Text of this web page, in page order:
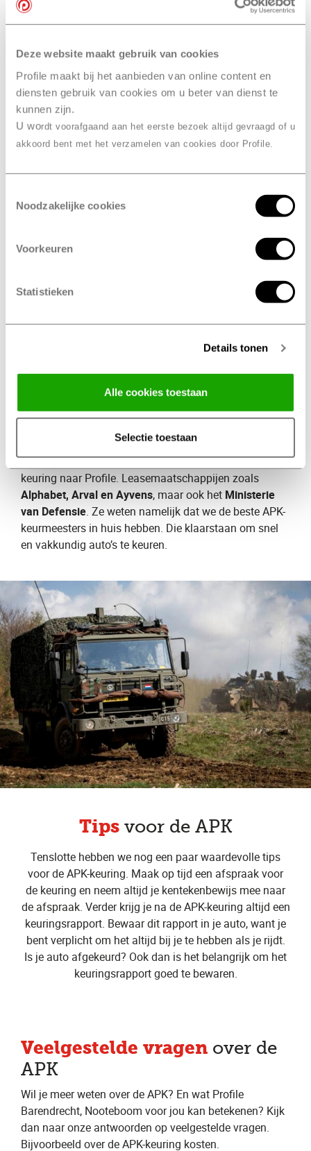
Deze website maakt gebruik van cookies
Profile maakt bij het aanbieden van online content en
diensten gebruik van cookies om u beter van dienst te
kunnen zijn.
U wordt voorafgaand aan het eerste bezoek altijd gevraagd of u
akkoord bent met het verzamelen van cookies door Profile.
Noodzakelijke cookies
Voorkeuren
Statistieken
Details tonen
Alle cookies toestaan
Selectie toestaan
Vakkundige APK keurmeesters
Combineer de APK met een grote
beurt
Is de APKverplicht?
Ja, de APK is een wettelijke keuring die in heel Europa
verkeersveiligheid te verbeteren en om het milieu te
beschermen. Bij de controle kijken we bijvoorbeeld
voertuigen die te veel schadelijk stoffen uitstoten
komen niet door de keuring en worden dus afgekeurd.
Kortom, de APK zorgt voor meer veiligheid en heeft ook
positieve gevolgen voor het milieu.
Defensie en
leasemaatschappijen
voor APK naar Profile
Steeds meer grote organisaties komen voor de APK-
keuring naar Profile. Leasemaatschappijen zoals
Alphabet, Arval en Ayvens, maar ook het Ministerie
van Defensie. Ze weten namelijk dat we de beste APK-
keurmeesters in huis hebben. Die klaarstaan om snel
en vakkundig auto’s te keuren.
Tips voor de APK
Tenslotte hebben we nog een paar waardevolle tips
voor de APK-keuring. Maak op tijd een afspraak voor
de keuring en neem altijd je kentekenbewijs mee naar
de afspraak. Verder krijg je na de APK-keuring altijd een
keuringsrapport. Bewaar dit rapport in je auto, want je
bent verplicht om het altijd bij je te hebben als je rijdt.
Is je auto afgekeurd? Ook dan is het belangrijk om het
keuringsrapport goed te bewaren.
Veelgestelde vragen over de
APK
Wil je meer weten over de APK? En wat Profile
Barendrecht, Nooteboom voor jou kan betekenen? Kijk
dan naar onze antwoorden op veelgestelde vragen.
Bijvoorbeeld over de APK-keuring kosten.